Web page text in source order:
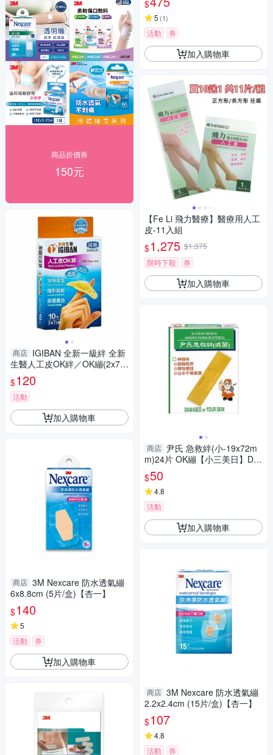
商品折價券
150元
商店 IGIBAN 全新一級絆 全新
生醫人工皮OK絆／OK繃(2x7c
m)10片／盒裝【小三美日】 D
S016339
$120
活動
加入購物車
商店 3M Nexcare 防水透氣繃
6x8.8cm (5片/盒)【杏一】
$140
5
活動
券
加入購物車
$
5 (1)
活動 券
加入購物車
【Fe Li 飛力醫療】醫療用人工
皮-11入組
$1,275 $1,375
限時下殺
券
加入購物車
商店 尹氏 急救絆(小-19x72m
m)24片 OK繃【小三美日】DS
011006
$50
4.8
活動
加入購物車
商店 3M Nexcare 防水透氣繃
2.2x2.4cm (15片/盒)【杏一】
$107
4.8
活動
券